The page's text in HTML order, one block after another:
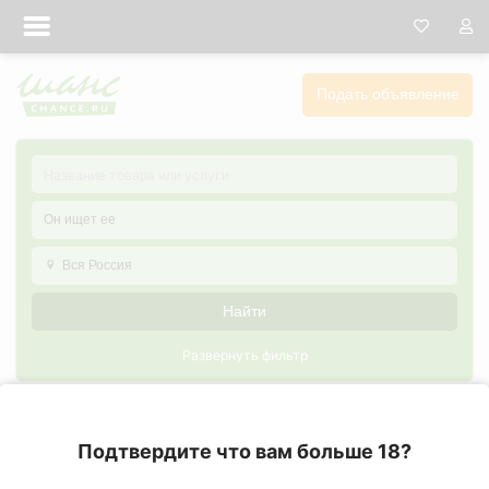
Подать объявление
Он ищет ее
Вся Россия
Найти
Развернуть фильтр
Подтвердите что вам больше 18?